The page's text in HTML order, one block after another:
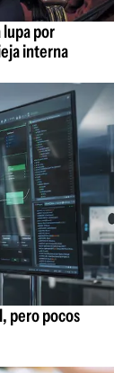
lupa por
interna
pero pocos